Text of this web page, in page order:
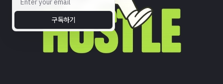
구독하기